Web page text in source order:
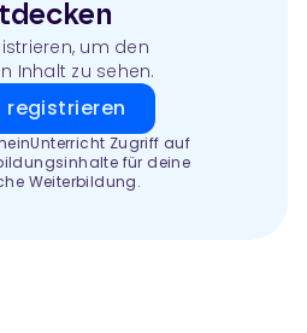
um den
Inhalt zu sehen.
registrieren
Zugriff auf
für deine
Weiterbildung.